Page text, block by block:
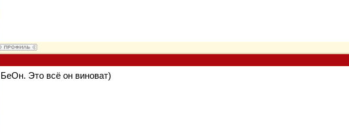
БеОн. Это всё он виноват)